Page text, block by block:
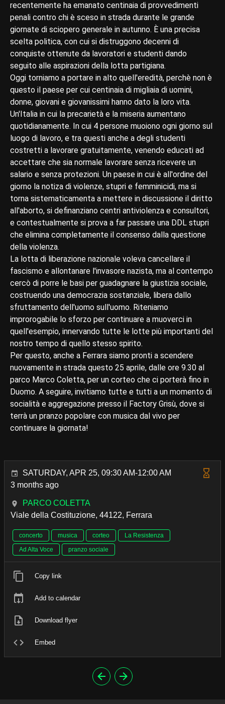
recentemente ha emanato centinaia di provvedimenti
penali contro chi è sceso in strada durante le grande
giornate di sciopero generale in autunno. È una precisa
scelta politica, con cui si distruggono decenni di
conquiste ottenute da lavoratori e studenti dando
seguito alle aspirazioni della lotta partigiana.
Oggi torniamo a portare in alto quell'eredità, perchè non è
questo il paese per cui centinaia di migliaia di uomini,
donne, giovani e giovanissimi hanno dato la loro vita.
Un'Italia in cui la precarietà e la miseria aumentano
quotidianamente. In cui 4 persone muoiono ogni giorno sul
luogo di lavoro, e tra questi anche a degli studenti
costretti a lavorare gratuitamente, venendo educati ad
accettare che sia normale lavorare senza ricevere un
salario e senza protezioni. Un paese in cui è all'ordine del
giorno la notiza di violenze, stupri e femminicidi, ma si
torna sistematicamenta a mettere in discussione il diritto
all'aborto, si definanziano centri antiviolenza e consultori,
e contestualmente si prova a far passare una DDL stupri
che elimina completamente il consenso dalla questione
della violenza.
La lotta di liberazione nazionale voleva cancellare il
fascismo e allontanare l'invasore nazista, ma al contempo
cercò di porre le basi per guadagnare la giustizia sociale,
costruendo una democrazia sostanziale, libera dallo
sfruttamento dell'uomo sull'uomo. Riteniamo
improrogabile lo sforzo per continuare a muoverci in
quell'esempio, innervando tutte le lotte più importanti del
nostro tempo di quello stesso spirito.
Per questo, anche a Ferrara siamo pronti a scendere
nuovamente in strada questo 25 aprile, dalle ore 9.30 al
parco Marco Coletta, per un corteo che ci porterà fino in
Duomo. A seguire, invitiamo tutte e tutti a un momento di
socialità e aggregazione presso il Factory Grisù, dove si
terrà un pranzo popolare con musica dal vivo per
continuare la giornata!
SATURDAY, APR 25, 09:30 AM-12:00 AM
3 months ago
PARCO COLETTA
Viale della Costituzione, 44122, Ferrara
concerto musica corteo
La Resistenza
Ad Alta Voce
pranzo sociale
Copy link
Add to calendar
Download flyer
Embed